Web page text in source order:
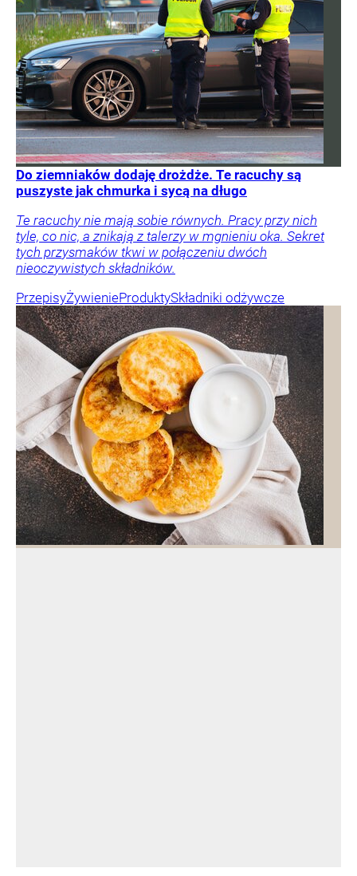
Do ziemniaków dodaję drożdże. Te racuchy są
puszyste jak chmurka i sycą na długo
Te racuchy nie mają sobie równych. Pracy przy nich
tyle, co nic, a znikają z talerzy w mgnieniu oka. Sekret
tych przysmaków tkwi w połączeniu dwóch
nieoczywistych składników.
PrzepisyŻywienieProduktySkładniki odżywcze